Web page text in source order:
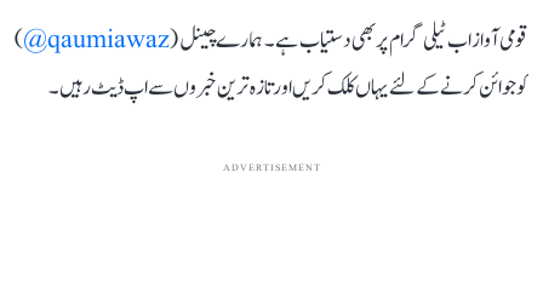
قومی آواز اب ٹیلی گرام پر بھی دستیاب ہے۔ ہمارے چینل (qaumiawaz@
)
کو جوائن کرنے کے لئے یہاں کلک کریں اور تازہ ترین خبروں سے اپ ڈیٹ رہیں۔
ADVERTISEMENT